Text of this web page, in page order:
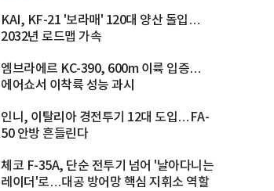
KAI, KF-21 '보라매' 120대 양산 돌입…
2032년 로드맵 가속
엠브라에르 KC-390, 600m 이륙 입증…
에어쇼서 이착륙 성능 과시
인니, 이탈리아 경전투기 12대 도입…FA-
50 안방 흔들린다
체코 F-35A, 단순 전투기 넘어 '날아다니는
레이더'로…대공 방어망 핵심 지휘소 역할